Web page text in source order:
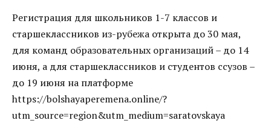
Регистрация для школьников 1-7 классов и
старшеклассников из-рубежа открыта до 30 мая,
для команд образовательных организаций – до 14
июня, а для старшеклассников и студентов ссузов –
до 19 июня на платформе
https://bolshayaperemena.online/?
utm_source=region&utm_medium=saratovskaya